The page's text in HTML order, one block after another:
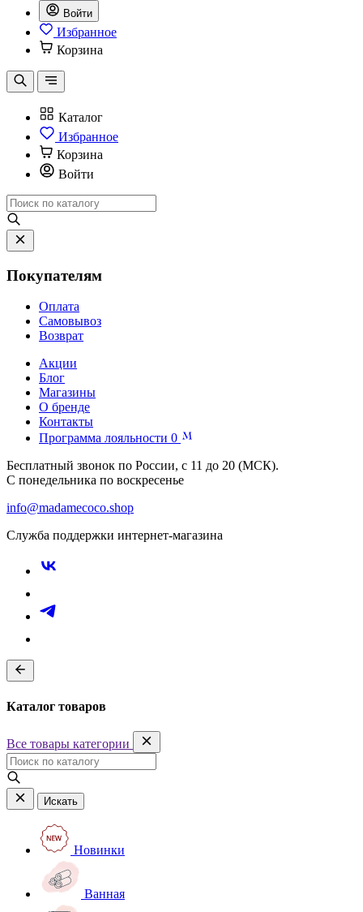
Войти
Избранное
Корзина
Каталог
Избранное
Корзина
Войти
Покупателям
Оплата
Самовывоз
Возврат
Акции
Блог
Магазины
О бренде
Контакты
Программа лояльности 0
Бесплатный звонок по России, с 11 до 20 (МСК).
С понедельника по воскресенье
info@madamecoco.shop
Служба поддержки интернет-магазина
Каталог товаров
Все товары категории
Искать
Новинки
Ванная